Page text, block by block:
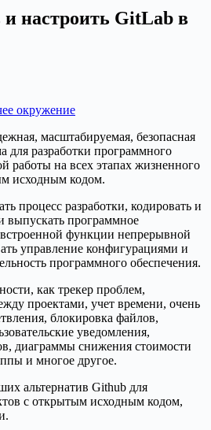
и настроить GitLab в
окружение
масштабируемая, безопасная
для разработки программного
работы на всех этапах жизненного
исходным кодом.
процесс разработки, кодировать и
выпускать программное
функции непрерывной
управление конфигурациями и
программного обеспечения.
как трекер проблем,
проектами, учет времени, очень
блокировка файлов,
уведомления,
диаграммы снижения стоимости
и многое другое.
альтернатив Github для
с открытым исходным кодом,